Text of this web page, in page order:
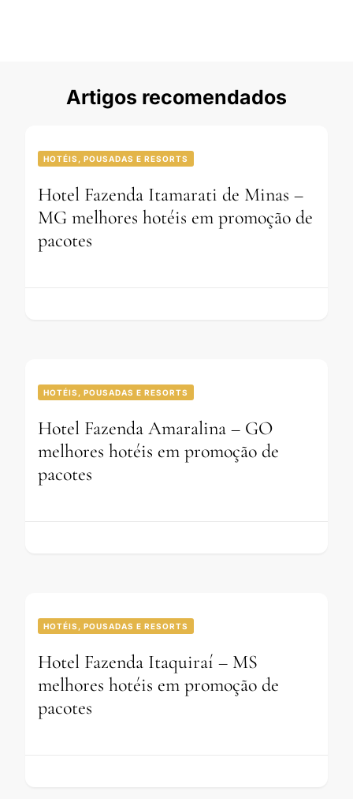
Artigos recomendados
HOTÉIS, POUSADAS E RESORTS
Hotel Fazenda Itamarati de Minas –
MG melhores hotéis em promoção de
pacotes
HOTÉIS, POUSADAS E RESORTS
Hotel Fazenda Amaralina – GO
melhores hotéis em promoção de
pacotes
HOTÉIS, POUSADAS E RESORTS
Hotel Fazenda Itaquiraí – MS
melhores hotéis em promoção de
pacotes